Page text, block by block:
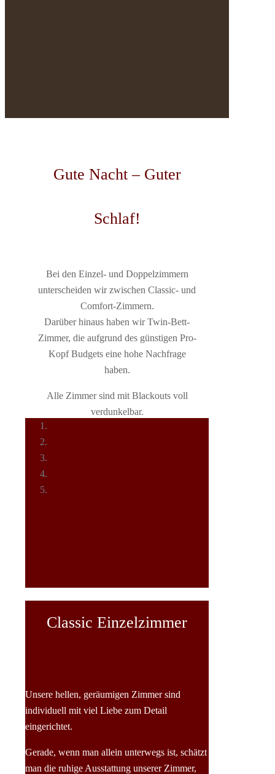
Gute Nacht – Guter
Schlaf!
Bei den Einzel- und Doppelzimmern
unterscheiden wir zwischen Classic- und
Comfort-Zimmern.
Darüber hinaus haben wir Twin-Bett-
Zimmer, die aufgrund des günstigen Pro-
Kopf Budgets eine hohe Nachfrage
haben.
Alle Zimmer sind mit Blackouts voll
verdunkelbar.
Classic Einzelzimmer
Unsere hellen, geräumigen Zimmer sind
individuell mit viel Liebe zum Detail
eingerichtet.
Gerade, wenn man allein unterwegs ist, schätzt
man die ruhige Ausstattung unserer Zimmer,